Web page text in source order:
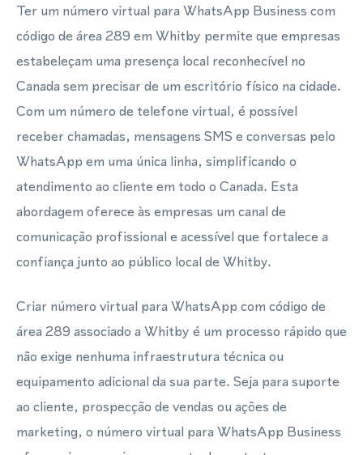
Ter um número virtual para WhatsApp Business com
código de área 289 em Whitby permite que empresas
estabeleçam uma presença local reconhecível no
Canada sem precisar de um escritório físico na cidade.
Com um número de telefone virtual, é possível
receber chamadas, mensagens SMS e conversas pelo
WhatsApp em uma única linha, simplificando o
atendimento ao cliente em todo o Canada. Esta
abordagem oferece às empresas um canal de
comunicação profissional e acessível que fortalece a
confiança junto ao público local de Whitby.
Criar número virtual para WhatsApp com código de
área 289 associado a Whitby é um processo rápido que
não exige nenhuma infraestrutura técnica ou
equipamento adicional da sua parte. Seja para suporte
ao cliente, prospecção de vendas ou ações de
marketing, o número virtual para WhatsApp Business